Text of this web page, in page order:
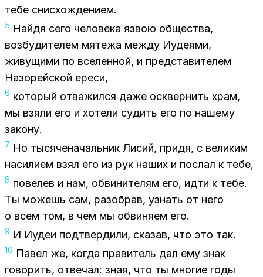
тебе снис­хож­де­ни­ем.
5 Най­дя сего че­ло­ве­ка яз­вою об­ще­ства,
воз­бу­ди­те­лем мя­те­жа меж­ду Иуде­я­ми,
жи­ву­щи­ми по все­лен­ной, и пред­ста­ви­те­лем
На­зо­рей­ской ере­си,
6 ко­то­рый от­ва­жил­ся даже осквер­нить храм,
мы взя­ли его и хо­те­ли су­дить его по на­ше­му
за­ко­ну.
7 Но ты­ся­че­на­чаль­ник Ли­сий, при­дя, с ве­ли­ким
на­си­ли­ем взял его из рук на­ших и по­слал к тебе,
8 по­ве­лев и нам, об­ви­ни­те­лям его, идти к тебе.
Ты мо­жешь сам, разо­брав, узнать от него
о всем том, в чем мы об­ви­ня­ем его.
9 И Иудеи под­твер­ди­ли, ска­зав, что это так.
10 Па­вел же, ко­гда пра­ви­тель дал ему знак
го­во­рить, от­ве­чал: зная, что ты мно­гие годы